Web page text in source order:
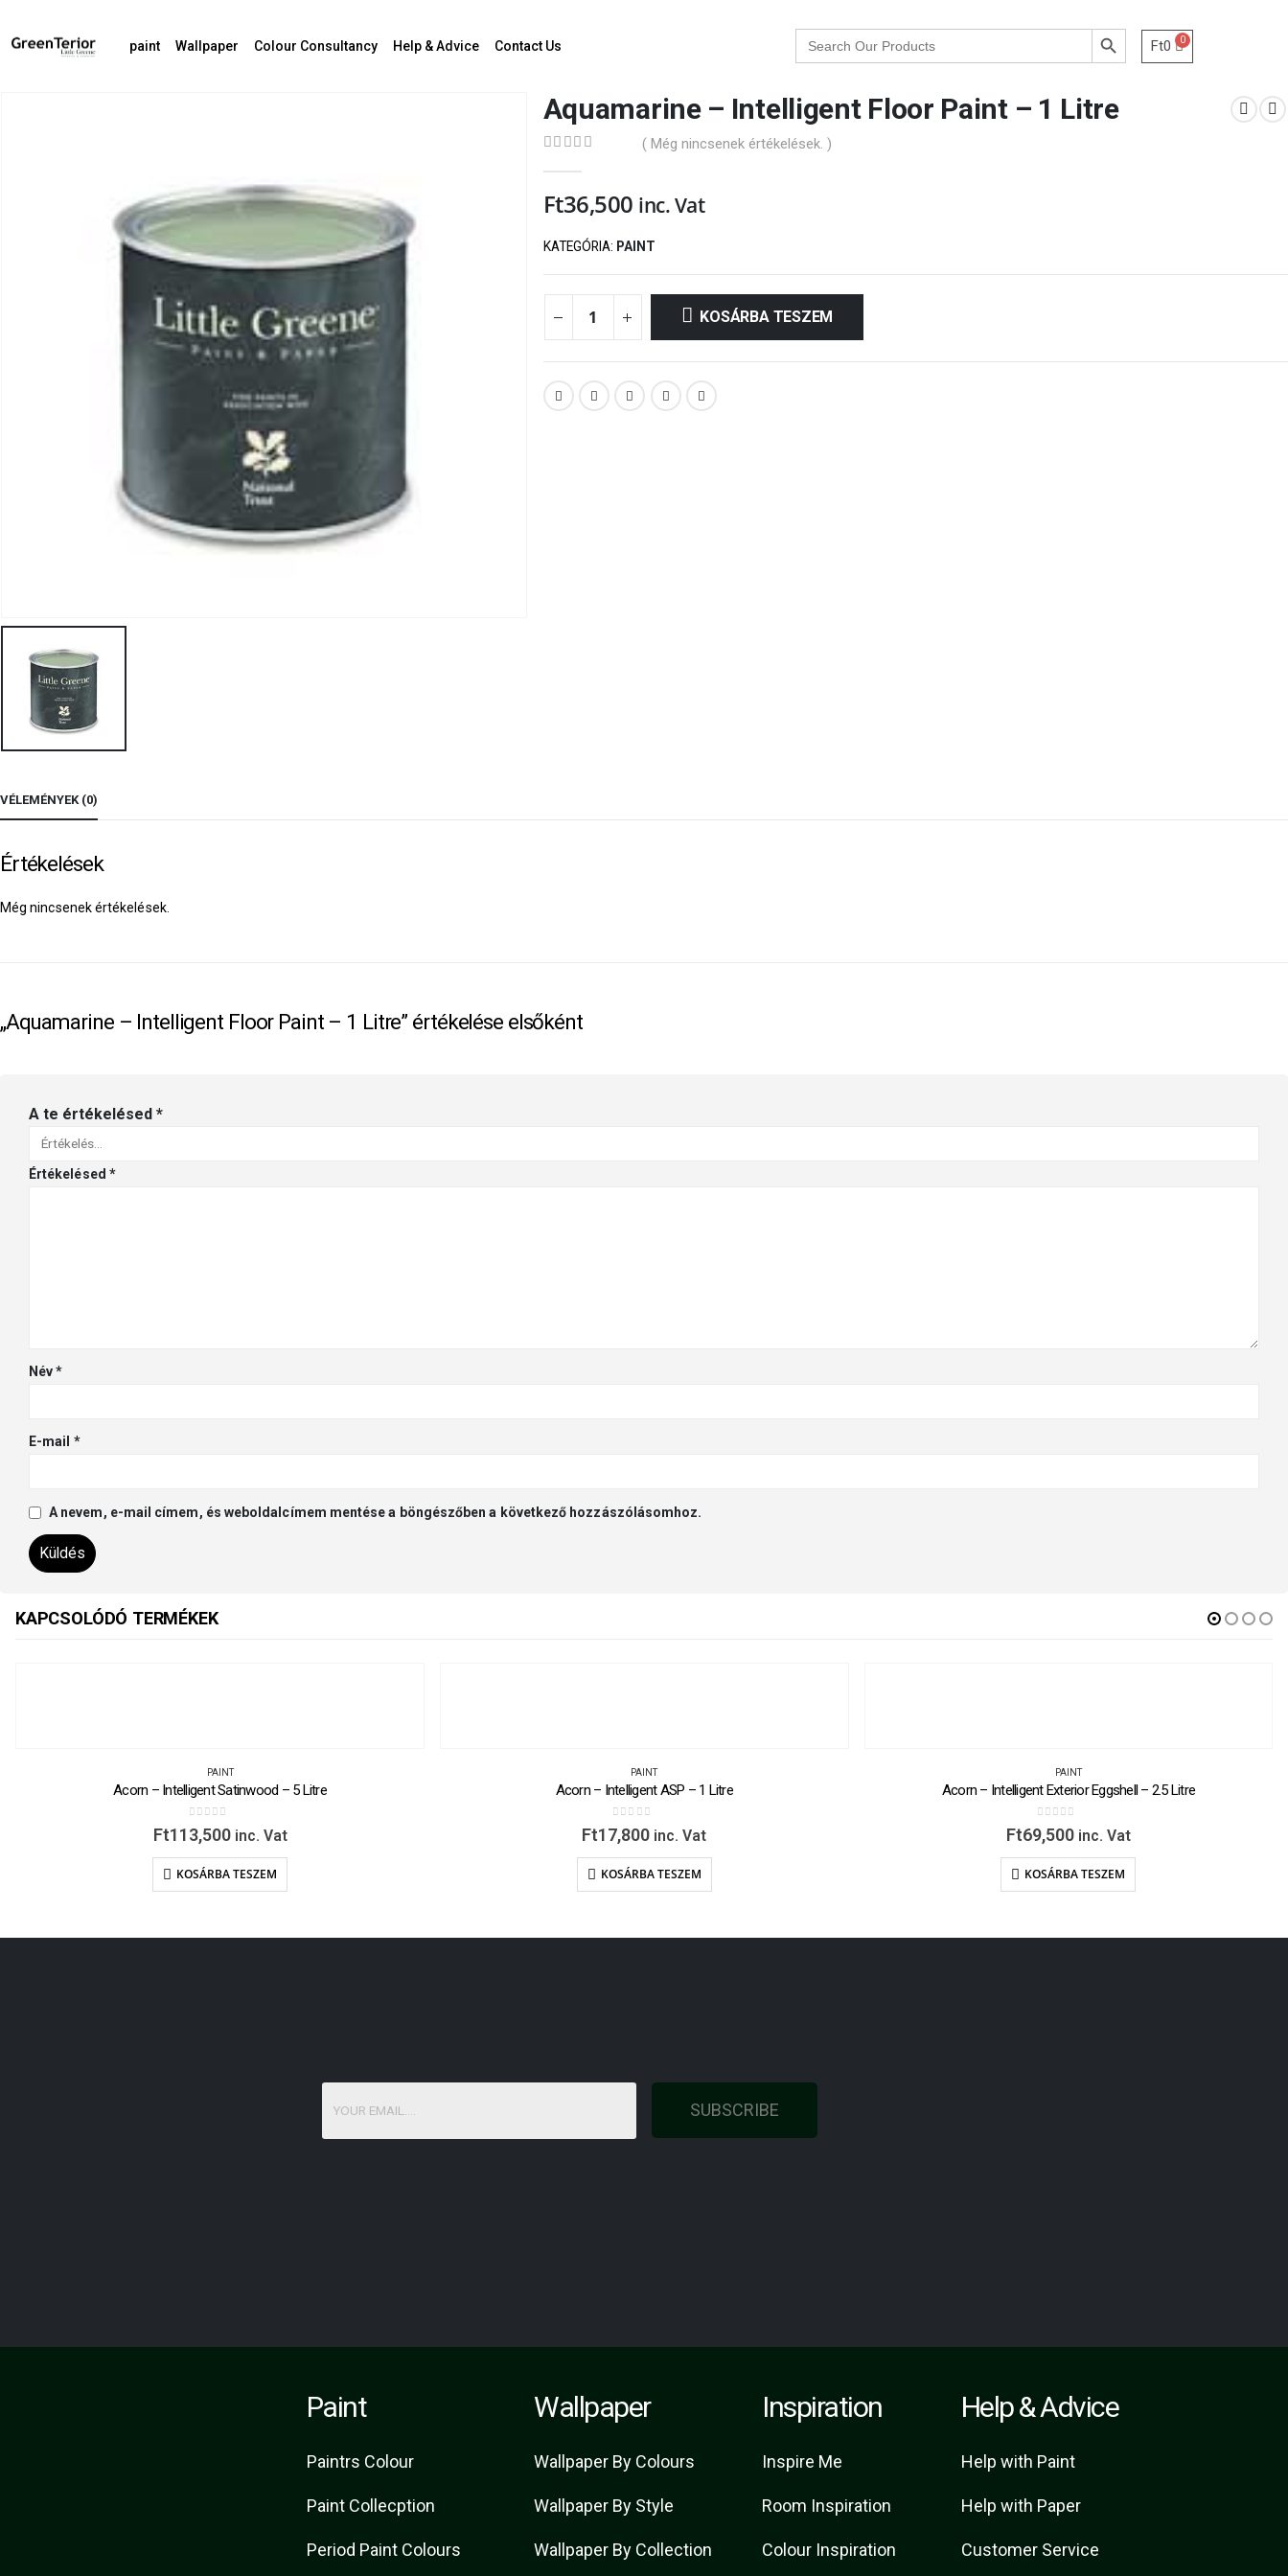
paint Wallpaper Colour Consultancy Help & Advice Contact Us
Search
for:
Search Button
Ft0
Aquamarine – Intelligent Floor Paint – 1 Litre
( Még nincsenek értékelések. )
Ft36,500 inc. Vat
KATEGÓRIA: PAINT
KOSÁRBA TESZEM
VÉLEMÉNYEK (0)
Értékelések
Még nincsenek értékelések.
„Aquamarine – Intelligent Floor Paint – 1 Litre” értékelése elsőként
A te értékelésed *
Értékelésed *
Név*
E-mail *
A nevem, e-mail címem, és weboldalcímem mentése a böngészőben a következő hozzászólásomhoz.
KAPCSOLÓDÓ TERMÉKEK
PAINT
Acorn – Intelligent Satinwood – 5 Litre
0out of 5
Ft113,500 inc. Vat
KOSÁRBA TESZEM
PAINT
Acorn – Intelligent ASP – 1 Litre
0 out of 5
Ft17,800 inc. Vat
KOSÁRBA TESZEM
PAINT
Acorn – Intelligent Exterior Eggshell – 2.5 Litre
0 out of 5
Ft69,500 inc. Vat
KOSÁRBA TESZEM
SUBSCRIBE
Paint
Paintrs Colour
Paint Collecption
Period Paint Colours
Wallpaper
Wallpaper By Colours
Wallpaper By Style
Wallpaper By Collection
Inspiration
Inspire Me
Room Inspiration
Colour Inspiration
Help & Advice
Help with Paint
Help with Paper
Customer Service